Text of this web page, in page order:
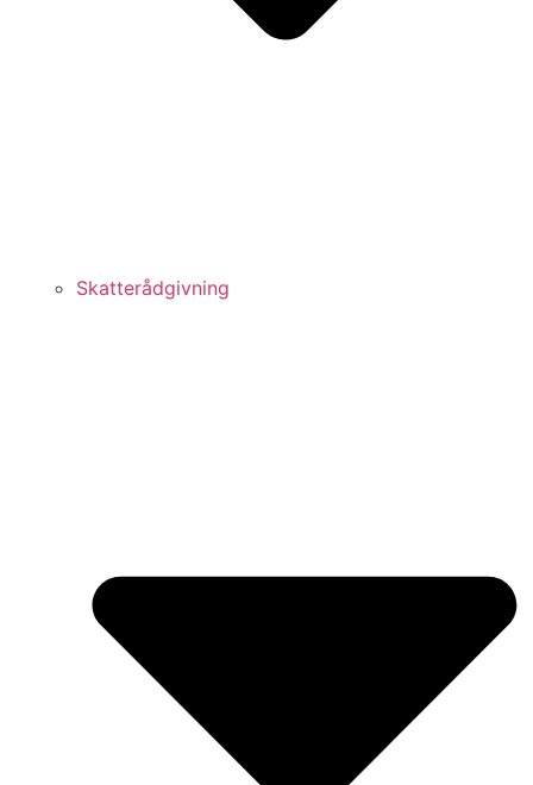
Skatterådgivning